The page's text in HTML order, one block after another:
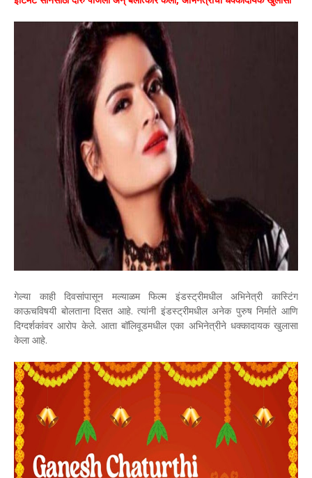
गेल्या काही दिवसांपासून मल्याळम फिल्म इंडस्ट्रीमधील अभिनेत्री कास्टिंग
काऊचविषयी बोलताना दिसत आहे. त्यांनी इंडस्ट्रीमधील अनेक पुरुष निर्माते आणि
दिग्दर्शकांवर आरोप केले. आता बॉलिवूडमधील एका अभिनेत्रीने धक्कादायक खुलासा
केला आहे.